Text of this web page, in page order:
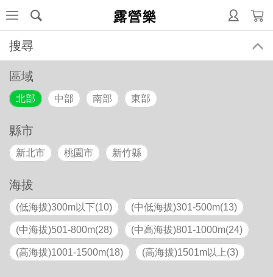
露營樂
搜尋
區域
北部 中部 南部 東部
縣市
新北市 桃園市 新竹縣
海拔
(低海拔)300m以下(10) (中低海拔)301-500m(13)
(中海拔)501-800m(28) (中高海拔)801-1000m(24)
(高海拔)1001-1500m(18) (高海拔)1501m以上(3)